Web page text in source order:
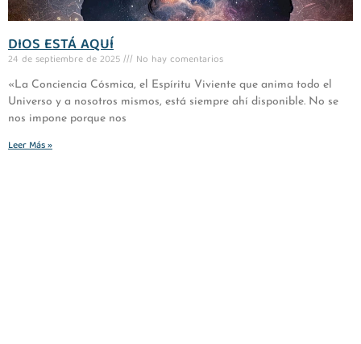
DIOS ESTÁ AQUÍ
24 de septiembre de 2025 No hay comentarios
«La Conciencia Cósmica, el Espíritu Viviente que anima todo el
Universo y a nosotros mismos, está siempre ahí disponible. No se
nos impone porque nos
Leer Más »